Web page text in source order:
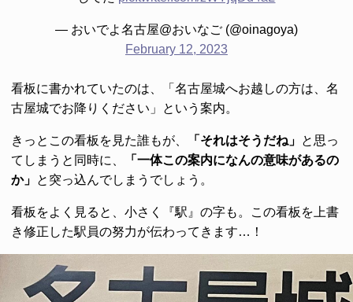
— おいでよ名古屋@おいなご (@oinagoya)
February 12, 2023
看板に書かれていたのは、「名古屋城へお越しの方は、名
古屋城でお降りください」という案内。
きっとこの看板を見た誰もが、 「それはそうだね」 と思っ
てしまうと同時に、
「一体この案内になんの意味があるの
か」 と突っ込んでしまうでしょう。
看板をよく見ると、小さく『駅』の字も。この看板を上書
き修正した駅員の努力が伝わってきます…！